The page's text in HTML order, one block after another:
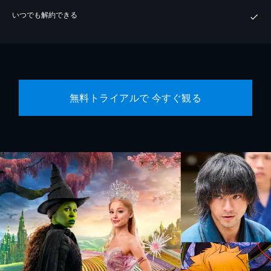
いつでも解約できる
無料トライアルで 今すぐ観る